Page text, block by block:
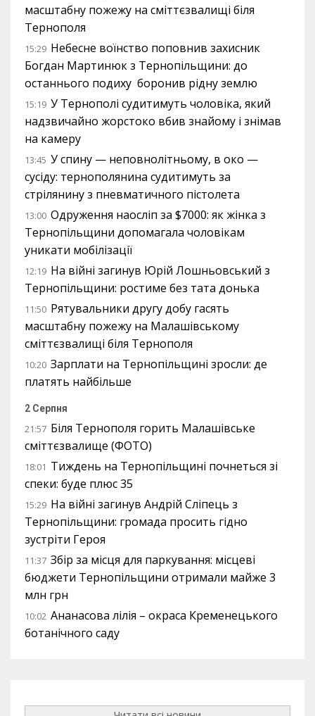
масштабну пожежу на сміттєзвалищі біля
Тернополя
15:29 Небесне воїнство поповнив захисник
Богдан Мартинюк з Тернопільщини: до
останнього подиху боронив рідну землю
15:19 У Тернополі судитимуть чоловіка, який
надзвичайно жорстоко вбив знайому і знімав
на камеру
13:45 У спину — неповнолітньому, в око —
сусіду: тернополянина судитимуть за
стрілянину з пневматичного пістолета
13:00 Одруження наосліп за $7000: як жінка з
Тернопільщини допомагала чоловікам
уникати мобілізації
12:19 На війні загинув Юрій Лошньовський з
Тернопільщини: ростиме без тата донька
11:50 Рятувальники другу добу гасять
масштабну пожежу на Малашівському
сміттєзвалищі біля Тернополя
10:20 Зарплати на Тернопільщині зросли: де
платять найбільше
2 Серпня
21:57 Біля Тернополя горить Малашівське
сміттєзвалище (ФОТО)
18:01 Тиждень на Тернопільщині почнеться зі
спеки: буде плюс 35
15:29 На війні загинув Андрій Сліпець з
Тернопільщини: громада просить гідно
зустріти Героя
11:37 Збір за місця для паркування: місцеві
бюджети Тернопільщини отримали майже 3
млн грн
10:02 Ананасова лілія – окраса Кременецького
ботанічного саду